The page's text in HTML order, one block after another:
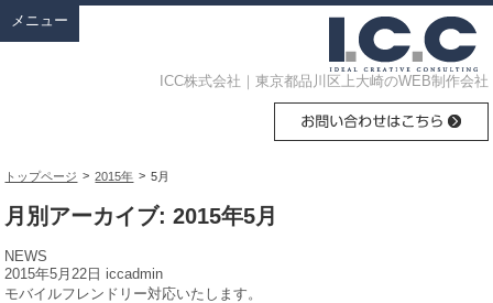
メニュー
ICC株式会社｜東京都品川区上大崎のWEB制作会社
トップページ > 2015年 > 5月
月別アーカイブ: 2015年5月
NEWS
2015年5月22日 iccadmin
モバイルフレンドリー対応いたします。